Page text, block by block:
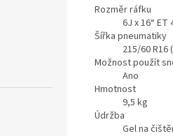
Rozměr ráfku
6J x 16“ ET
Šířka pneumatiky
215/60 R16
Možnost použít
Ano
Hmotnost
9,5 kg
Údržba
Gel na